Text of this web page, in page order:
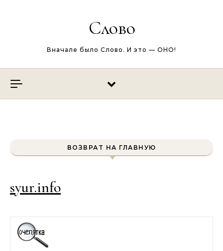
Слово
Вначале было Слово. И это — ОНО!
ВОЗВРАТ НА ГЛАВНУЮ
syur.info